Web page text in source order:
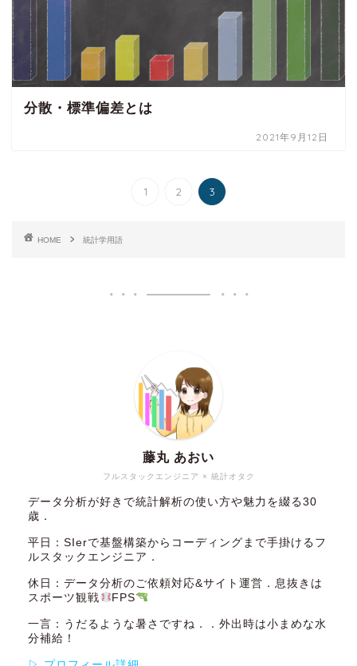
分散・標準偏差とは
2021年9月12日
1 2 3
HOME 統計学用語
フルスタックエンジニア × 統計オタク
藤丸 あおい
データ分析が好きで統計解析の使い方や魅力を綴る30
歳．
平日：SIerで基盤構築からコーディングまで手掛けるフ
ルスタックエンジニア．
休日：データ分析のご依頼対応&サイト運営．息抜きは
スポーツ観戦
FPS
一言：うだるような暑さですね．．外出時は小まめな水
分補給！